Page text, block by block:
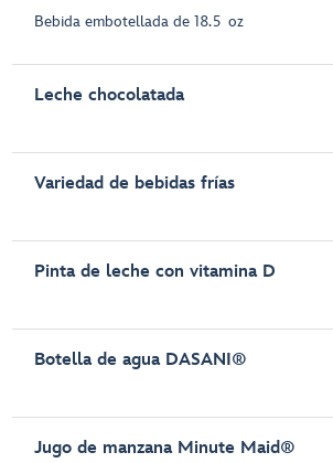
Bebida embotellada de 18.5 oz
Leche chocolatada
Variedad de bebidas frías
Pinta de leche con vitamina D
Botella de agua DASANI®
Jugo de manzana Minute Maid®